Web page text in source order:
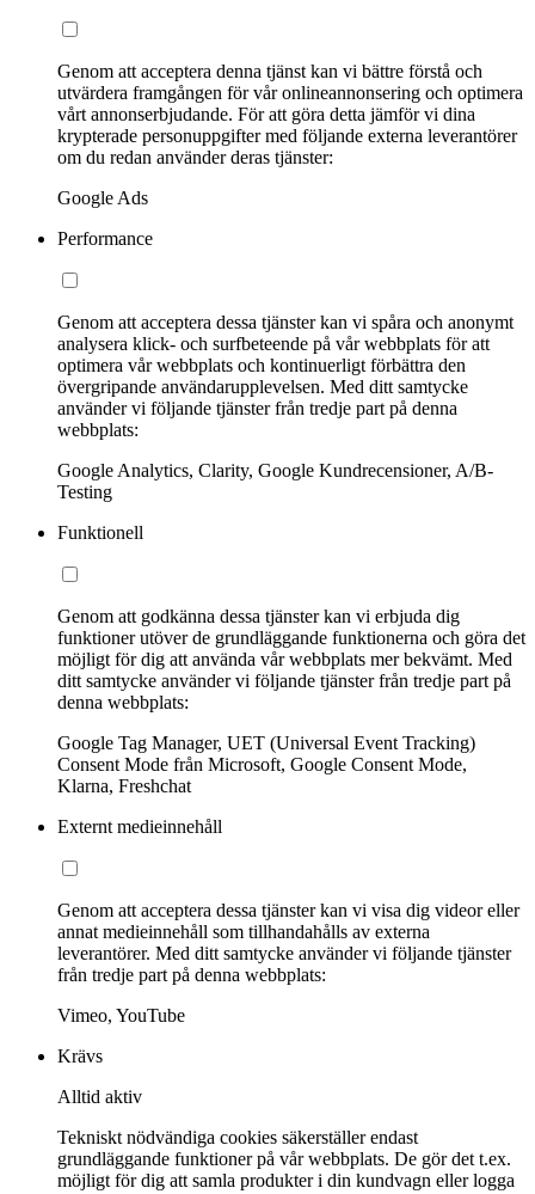
Genom att acceptera denna tjänst kan vi bättre förstå och
utvärdera framgången för vår onlineannonsering och optimera
vårt annonserbjudande. För att göra detta jämför vi dina
krypterade personuppgifter med följande externa leverantörer
om du redan använder deras tjänster:
Google Ads
Performance
Genom att acceptera dessa tjänster kan vi spåra och anonymt
analysera klick- och surfbeteende på vår webbplats för att
optimera vår webbplats och kontinuerligt förbättra den
övergripande användarupplevelsen. Med ditt samtycke
använder vi följande tjänster från tredje part på denna
webbplats:
Google Analytics, Clarity, Google Kundrecensioner, A/B-
Testing
Funktionell
Genom att godkänna dessa tjänster kan vi erbjuda dig
funktioner utöver de grundläggande funktionerna och göra det
möjligt för dig att använda vår webbplats mer bekvämt. Med
ditt samtycke använder vi följande tjänster från tredje part på
denna webbplats:
Google Tag Manager, UET (Universal Event Tracking)
Consent Mode från Microsoft, Google Consent Mode,
Klarna, Freshchat
Externt medieinnehåll
Genom att acceptera dessa tjänster kan vi visa dig videor eller
annat medieinnehåll som tillhandahålls av externa
leverantörer. Med ditt samtycke använder vi följande tjänster
från tredje part på denna webbplats:
Vimeo, YouTube
Krävs
Alltid aktiv
Tekniskt nödvändiga cookies säkerställer endast
grundläggande funktioner på vår webbplats. De gör det t.ex.
möjligt för dig att samla produkter i din kundvagn eller logga